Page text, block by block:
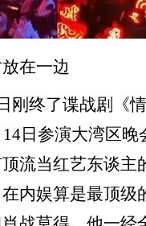
在一边
刚终了谍战剧《
日参演大湾区
流当红艺东谈主
内娱算是最顶级